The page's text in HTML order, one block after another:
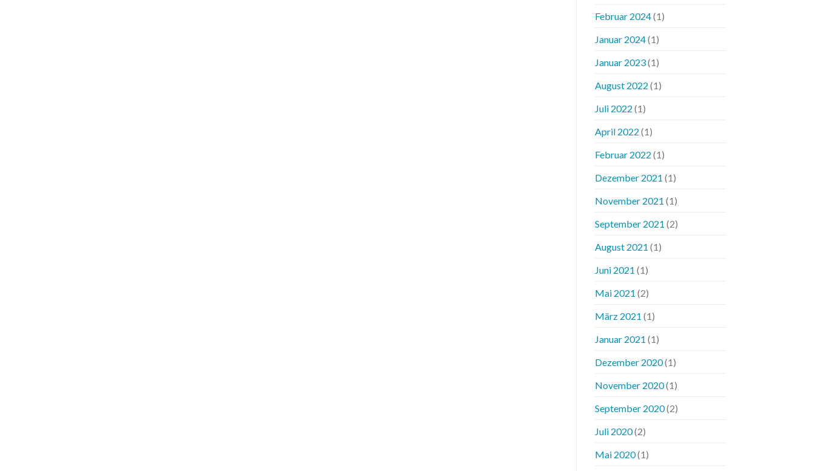
Februar 2024(1)
Januar 2024(1)
Januar 2023(1)
August 2022 (1)
Juli 2022 (1)
April 2022 (1)
Februar 2022 (1)
Dezember 2021 (1)
November 2021 (1)
September 2021 (2)
August 2021 (1)
Juni 2021 (1)
Mai 2021 (2)
März 2021 (1)
Januar 2021 (1)
Dezember 2020(1)
November 2020(1)
September 2020(2)
Juli 2020(2)
Mai 2020(1)